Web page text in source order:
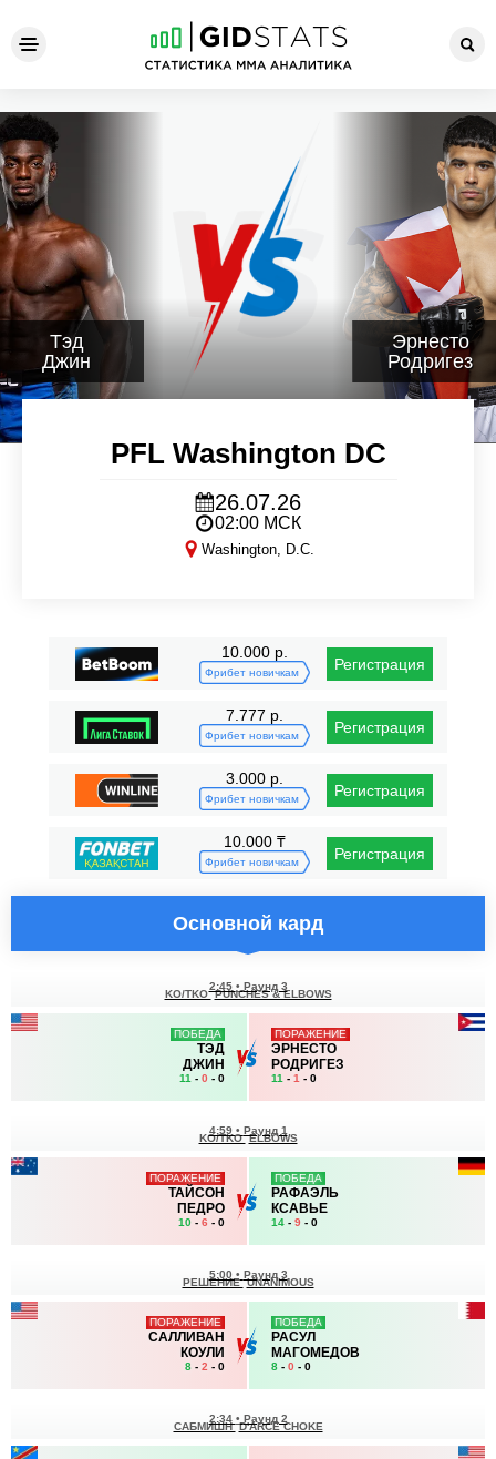
PFL Washington DC
Тэд
Джин
Эрнесто
Родригез
PFL Washington DC
26.07.26
02:00 МСК
Washington, D.C.
10.000 р.
Фрибет новичкам Регистрация
7.777 р.
Фрибет новичкам Регистрация
3.000 р.
Фрибет новичкам Регистрация
10.000 ₸
Фрибет новичкам Регистрация
Основной кард
ПОБЕДА
ТЭД
ДЖИН
11 - 0 - 0
2:45 • Раунд 3
KO/TKO PUNCHES & ELBOWS
ПОРАЖЕНИЕ
ЭРНЕСТО
РОДРИГЕЗ
11 - 1 - 0
ПОРАЖЕНИЕ
ТАЙСОН
ПЕДРО
10 - 6 - 0
4:59 • Раунд 1
KO/TKO ELBOWS
ПОБЕДА
РАФАЭЛЬ
КСАВЬЕ
14 - 9 - 0
ПОРАЖЕНИЕ
САЛЛИВАН
КОУЛИ
8 - 2 - 0
5:00 • Раунд 3
РЕШЕНИЕ UNANIMOUS
ПОБЕДА
РАСУЛ
МАГОМЕДОВ
8 - 0 - 0
2:34 • Раунд 2
САБМИШН D'ARCE CHOKE